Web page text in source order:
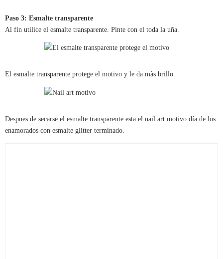
Paso 3: Esmalte transparente
Al fin utilice el esmalte transparente. Pinte con el toda la uña.
El esmalte transparente protege el motivo y le da màs brillo.
Despues de secarse el esmalte transparente esta el nail art motivo día de los
enamorados con esmalte glitter terminado.